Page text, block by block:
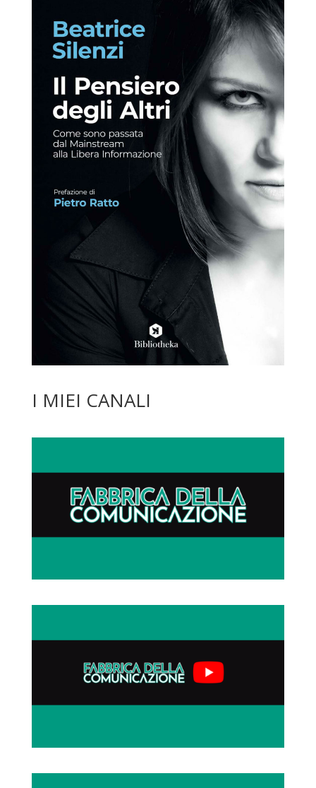
I MIEI CANALI